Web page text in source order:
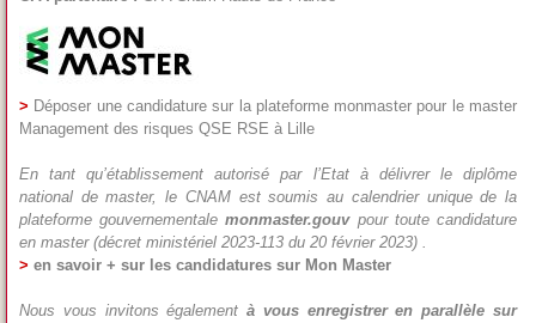
> Déposer une candidature sur la plateforme monmaster pour le master
Management des risques QSE RSE à Lille
En tant qu’établissement autorisé par l’Etat à délivrer le diplôme
national de master, le CNAM est soumis au calendrier unique de la
plateforme gouvernementalemonmaster.gouv pour toute candidature
en master (décret ministériel 2023-113 du 20 février 2023) .
> en savoir + sur les candidatures sur Mon Master
Nous vous invitons égalementà vous enregistrer en parallèle sur